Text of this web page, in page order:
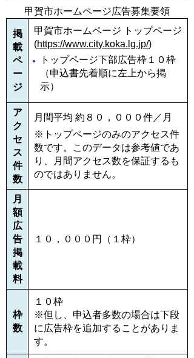
甲賀市ホームページ広告募集要領
掲
載
ペ
ー
ジ
甲賀市ホームページ トップページ
(https://www.city.koka.lg.jp/)
トップページ下部広告枠１０枠
（申込書先着順に左上から掲
示）
ア
ク
セ
ス
件
数
月間平均 約８０，０００件／月
※トップページのみのアクセス件
数です。このデータは参考値であ
り、月間アクセス数を保証するも
のではありません。
月
額
広
告
掲
載
料
１０，０００円（１枠）
枠
数
１０枠
※但し、申込者多数の場合は下段
に広告枠を追加することがありま
す。